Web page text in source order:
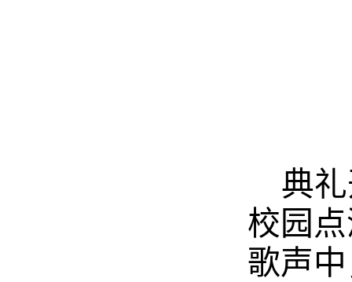
典
校园
歌声